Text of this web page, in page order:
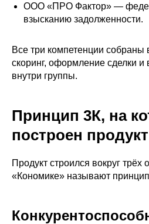
ООО «ПРО Фактор» —
взысканию задолженности.
Все три компетенции собраны
скоринг, оформление сделки и
внутри группы.
Принцип 3К, на
построен продукт
Продукт строился вокруг трёх
«Кономике» называют